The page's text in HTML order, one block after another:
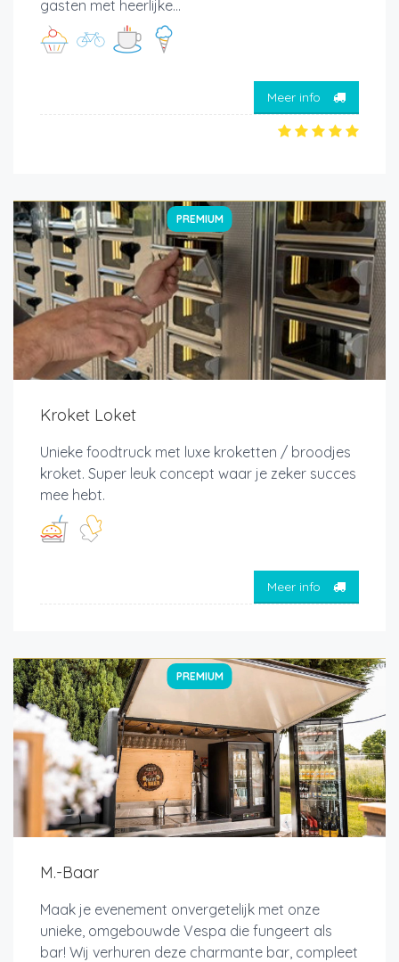
gasten met heerlijke...
Meer info
PREMIUM
Kroket Loket
Unieke foodtruck met luxe kroketten / broodjes
kroket. Super leuk concept waar je zeker succes
mee hebt.
Meer info
PREMIUM
M.-Baar
Maak je evenement onvergetelijk met onze
unieke, omgebouwde Vespa die fungeert als
bar! Wij verhuren deze charmante bar, compleet